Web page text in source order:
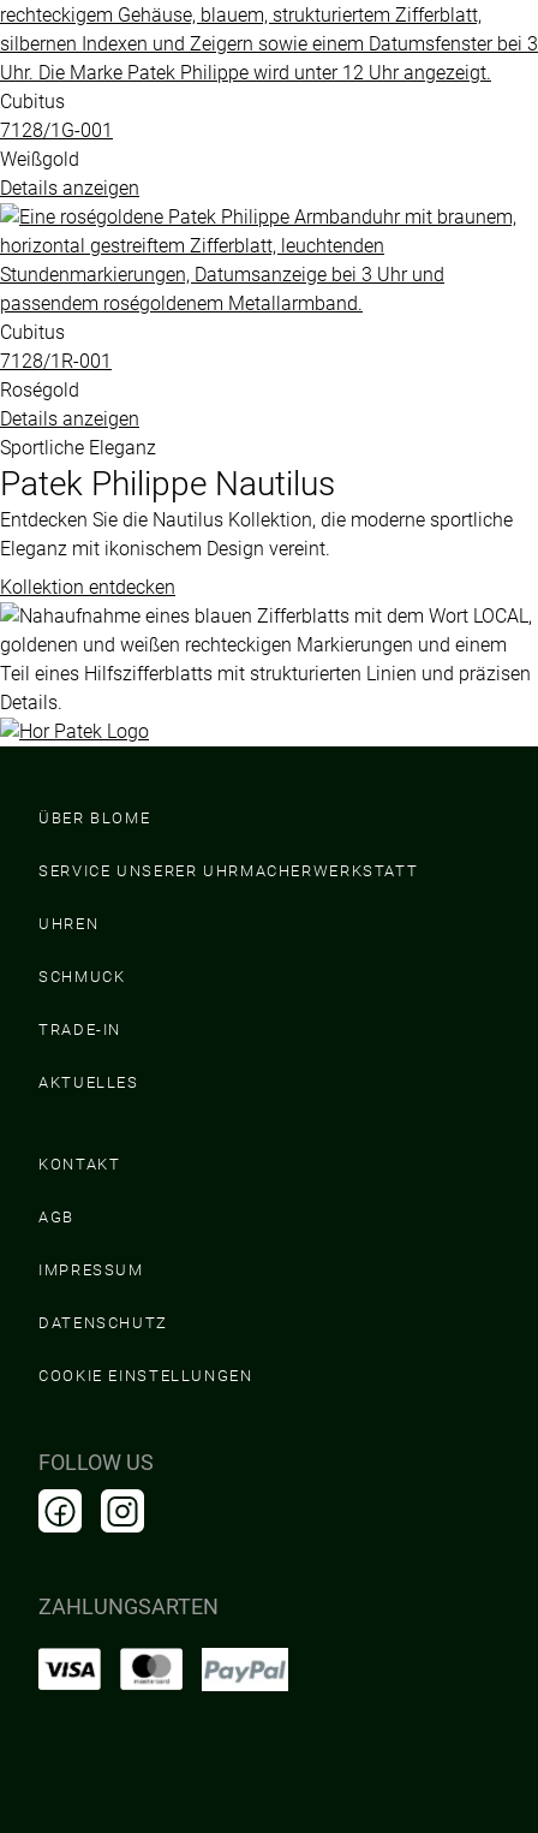
Cubitus
7128​/1G​-001
Weißgold
Details anzeigen
Cubitus
7128​/1R​-001
Roségold
Details anzeigen
Sportliche Eleganz
Patek Philippe Nautilus
Entdecken Sie die Nautilus Kollektion, die moderne sportliche
Eleganz mit ikonischem Design vereint.
Kollektion entdecken
ÜBER BLOME
SERVICE UNSERER UHRMACHERWERKSTATT
UHREN
SCHMUCK
TRADE-IN
AKTUELLES
KONTAKT
AGB
IMPRESSUM
DATENSCHUTZ
COOKIE EINSTELLUNGEN
FOLLOW US
ZAHLUNGSARTEN